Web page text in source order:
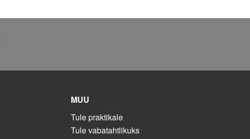
MUU
Tule praktikale
Tule vabatahtlikuks